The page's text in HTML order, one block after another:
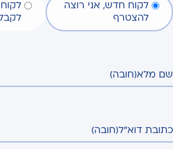
לקוח חדש, אני רוצה
להצטרף
לקוח
שם מלא(חובה)
כתובת דוא"ל(חובה)